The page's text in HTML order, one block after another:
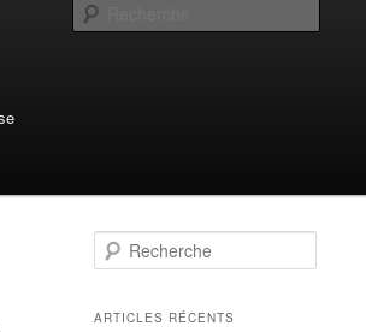
e
h
ARTICLES RÉCENTS